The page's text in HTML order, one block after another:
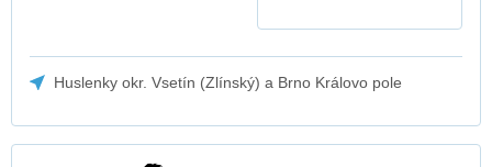
Huslenky okr. Vsetín (Zlínský) a Brno Královo pole